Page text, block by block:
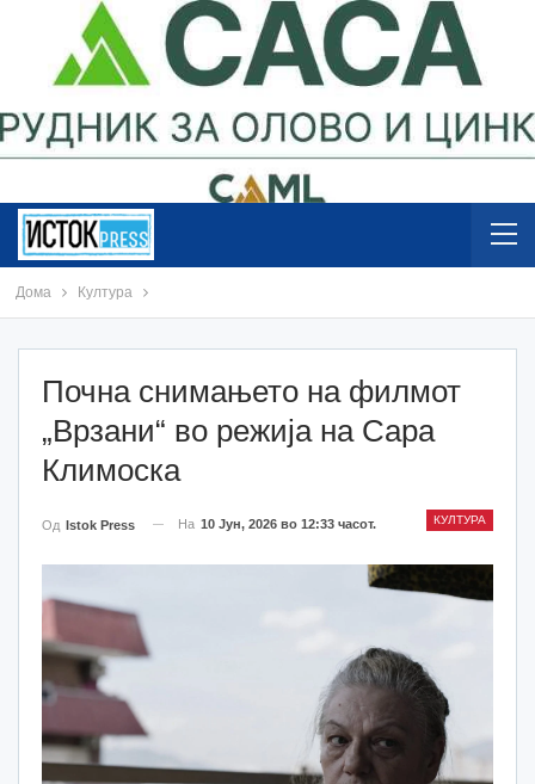
Дома Култура
Почна снимањето на филмот
„Врзани“ во режија на Сара
Климоска
КУЛТУРА
Од Istok Press На 10 Јун, 2026 во 12:33 часот.